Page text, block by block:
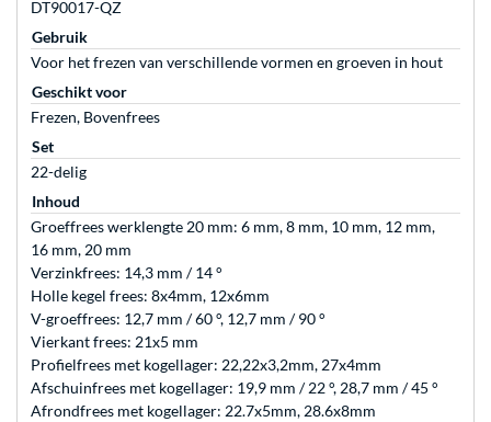
DT90017-QZ
Gebruik
Voor het frezen van verschillende vormen en groeven in hout
Geschikt voor
Frezen, Bovenfrees
Set
22-delig
Inhoud
Groeffrees werklengte 20 mm: 6 mm, 8 mm, 10 mm, 12 mm,
16 mm, 20 mm
Verzinkfrees: 14,3 mm / 14 °
Holle kegel frees: 8x4mm, 12x6mm
V-groeffrees: 12,7 mm / 60 °, 12,7 mm / 90 °
Vierkant frees: 21x5 mm
Profielfrees met kogellager: 22,22x3,2mm, 27x4mm
Afschuinfrees met kogellager: 19,9 mm / 22 °, 28,7 mm / 45 °
Afrondfrees met kogellager: 22.7x5mm, 28.6x8mm